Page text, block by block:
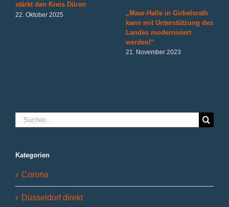
stärkt den Kreis Düren
22. Oktober 2025
„Maar-Halle in Girbelsrath
kann mit Unterstützung des
Landes modernisiert
werden!“
21. November 2023
Suche
nach:
Kategorien
Corona
Düsseldorf direkt